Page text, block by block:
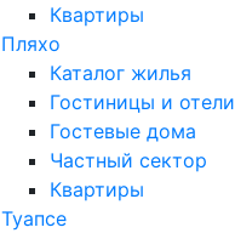
Квартиры
Пляхо
Каталог жилья
Гостиницы и отели
Гостевые дома
Частный сектор
Квартиры
Туапсе